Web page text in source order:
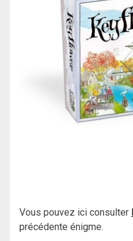
Vous pouvez ici consulter
précédente énigme.